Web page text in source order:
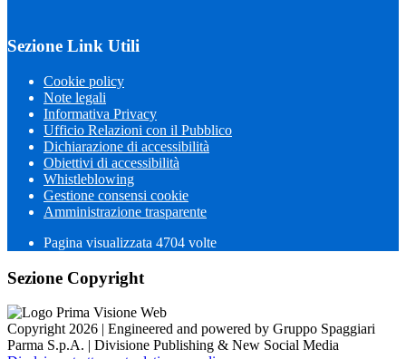
Sezione Link Utili
Cookie policy
Note legali
Informativa Privacy
Ufficio Relazioni con il Pubblico
Dichiarazione di accessibilità
Obiettivi di accessibilità
Whistleblowing
Gestione consensi cookie
Amministrazione trasparente
Pagina visualizzata 4704 volte
Sezione Copyright
Copyright 2026 | Engineered and powered by Gruppo Spaggiari
Parma S.p.A. | Divisione Publishing & New Social Media